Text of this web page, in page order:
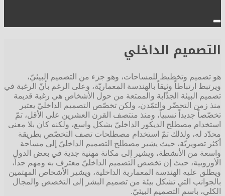
التصميم الداخلي
هو تصميم وتخطيط للمساحات، وهو جزء من التصميم البيئيّ،
ويرتبط ارتباطاً وثيقاً بالهندسة المعماريّة، وعلى الرغم بأنّ الرغبة في
تصميم البيئة الجذّابة والممتعة من حول الأشخاص هي رغبة قديمة
منذ زمن التحضّر والتمّدن، ولكن تخصّص التصميم الداخليّ يعتبر
تخصّصاً جديداً نسبياً، ومنذ منتصف القرن العشرين على الأقل، تمّ
استخدام مصطلح الديكور الداخليّ بشكل واسع، ولكنه كان بلا معنى
محدّد له، ولذلك تمّ استخدام مصطلحات تصف التخصّص بطريقة
أكثر تصويريّة، حيث يشير مصطلح التصميم الداخليّ إلى مساحة
واسعة من الأنشطة، ويشير إلى مكانة مهنية جدية في بعض الدول
الأوروبية، حيث إن تخصص التصميم الداخليّ معترف به ومهم جداً،
ويطلق عليه الهندسة المعمارية الداخلية، ويشير الأشخاص المهتمين
بالجوانب التي تشكل بيئة من تصميم البشر إلى التخصص والمجال
الكلي، باسم التصميم البيئيّ.